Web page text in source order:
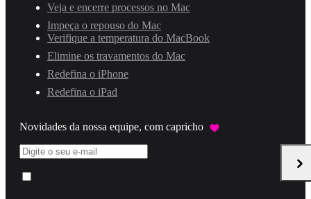
Veja e encerre processos no Mac
Impeça o repouso do Mac
Verifique a temperatura do MacBook
Elimine os travamentos do Mac
Redefina o iPhone
Redefina o iPad
Novidades da nossa equipe, com capricho